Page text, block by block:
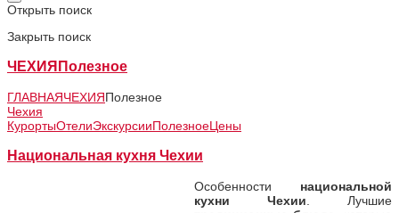
Открыть поиск
Закрыть поиск
ЧЕХИЯ Полезное
ГЛАВНАЯЧЕХИЯПолезное
Чехия
КурортыОтелиЭкскурсииПолезноеЦены
Национальная кухня Чехии
Особенности национальной
кухни Чехии . Лучшие